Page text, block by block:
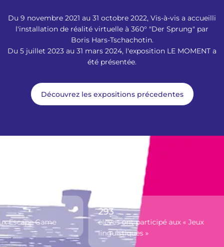
Du 9 novembre 2021 au 31 octobre 2022, Vis-à-vis a accueilli
l'installation de réalité virtuelle à 360° "Der Sprung" par
Boris Hars-Tschachotin.
Du 5 juillet 2023 au 31 mars 2024, l'exposition LE MOMENT a
été présentée.
Découvrez les expositions précedentes
Game
293
élèves ont participé aux « Jeux
linguistiques »